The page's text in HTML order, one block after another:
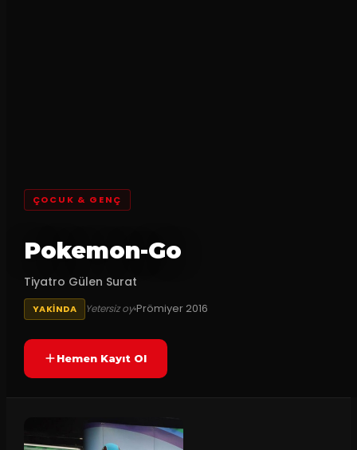
ÇOCUK & GENÇ
Pokemon-Go
Tiyatro Gülen Surat
YAKINDA Yetersiz oyPrömiyer 2016
Hemen Kayıt Ol